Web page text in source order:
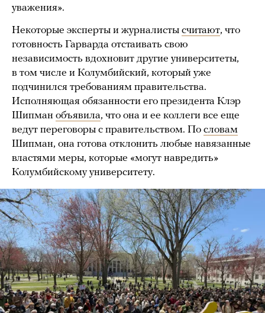
уважения».
Некоторые эксперты и журналисты считают, что
готовность Гарварда отстаивать свою
независимость вдохновит другие университеты,
в том числе и Колумбийский, который уже
подчинился требованиям правительства.
Исполняющая обязанности его президента Клэр
Шипман объявила, что она и ее коллеги все еще
ведут переговоры с правительством. По словам
Шипман, она готова отклонить любые навязанные
властями меры, которые «могут навредить»
Колумбийскому университету.